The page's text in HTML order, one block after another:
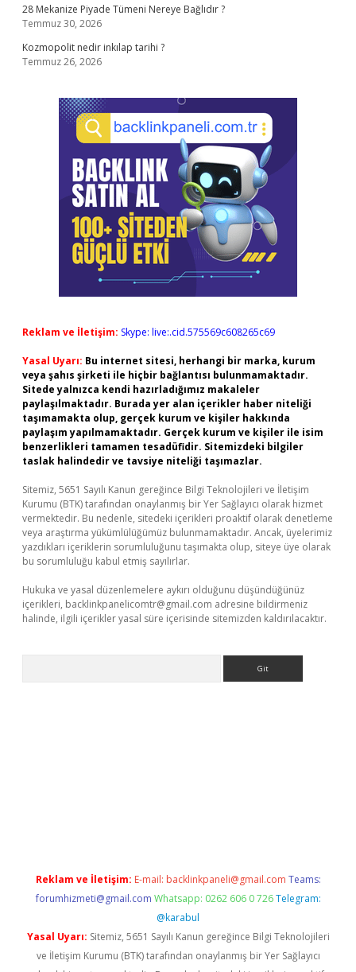
28 Mekanize Piyade Tümeni Nereye Bağlıdır ?
Temmuz 30, 2026
Kozmopolit nedir inkılap tarihi ?
Temmuz 26, 2026
Reklam ve İletişim: Skype: live:.cid.575569c608265c69
Yasal Uyarı: Bu internet sitesi, herhangi bir marka, kurum
veya şahıs şirketi ile hiçbir bağlantısı bulunmamaktadır.
Sitede yalnızca kendi hazırladığımız makaleler
paylaşılmaktadır. Burada yer alan içerikler haber niteliği
taşımamakta olup, gerçek kurum ve kişiler hakkında
paylaşım yapılmamaktadır. Gerçek kurum ve kişiler ile isim
benzerlikleri tamamen tesadüfidir. Sitemizdeki bilgiler
taslak halindedir ve tavsiye niteliği taşımazlar.
Sitemiz, 5651 Sayılı Kanun gereğince Bilgi Teknolojileri ve İletişim
Kurumu (BTK) tarafından onaylanmış bir Yer Sağlayıcı olarak hizmet
vermektedir. Bu nedenle, sitedeki içerikleri proaktif olarak denetleme
veya araştırma yükümlülüğümüz bulunmamaktadır. Ancak, üyelerimiz
yazdıkları içeriklerin sorumluluğunu taşımakta olup, siteye üye olarak
bu sorumluluğu kabul etmiş sayılırlar.
Hukuka ve yasal düzenlemelere aykırı olduğunu düşündüğünüz
içerikleri, backlinkpanelicomtr@gmail.com adresine bildirmeniz
halinde, ilgili içerikler yasal süre içerisinde sitemizden kaldırılacaktır.
Reklam ve İletişim: E-mail: backlinkpaneli@gmail.com Teams:
forumhizmeti@gmail.com Whatsapp: 0262 606 0 726 Telegram:
@karabul
Yasal Uyarı: Sitemiz, 5651 Sayılı Kanun gereğince Bilgi Teknolojileri
ve İletişim Kurumu (BTK) tarafından onaylanmış bir Yer Sağlayıcı